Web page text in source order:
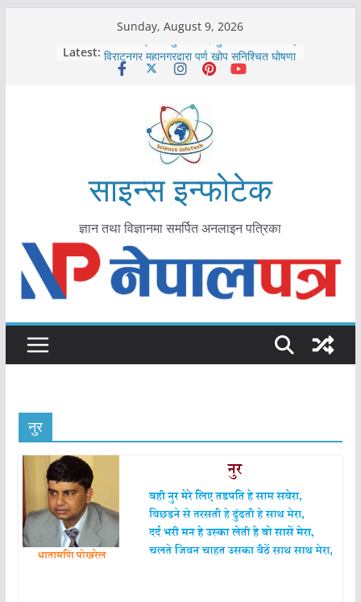
Sunday, August 9, 2026
Latest:
कोरोना संक्रमण पुष्टिपछि दार्चुलाका सीमामा कडाइ
विराटनगर महानगरद्वारा पूर्ण खोप सुनिश्चित घोषणा
तयारी
आयुर्वेद चिकित्सा प्रणालीको भूमिका महत्वपूर्ण छ :
मुख्यमन्त्री शाह
काभ्रेपलाञ्चोकमा आयुर्वेद स्वास्थ्योपचारतर्फ
साइन्स इन्फोटेक
ज्ञान तथा विज्ञानमा समर्पित अनलाइन पत्रिका
नुर